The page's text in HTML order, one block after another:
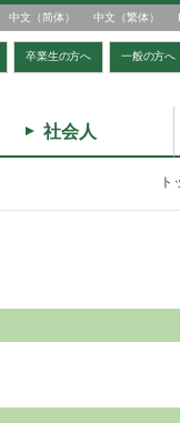
中文（简体） 中文（繁体）
卒業生の方へ 一般の方へ
社会人
ト